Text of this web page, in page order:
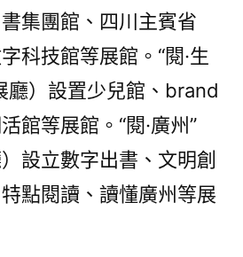
點，
著
與
你
向
奔
集團館、四川主賓省
科技館等展館。“閱·生
廳）設置少兒館、brand
館等展館。“閱·廣州”
設立數字出書、文明創
點閱讀、讀懂廣州等展